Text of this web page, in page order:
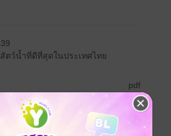
ตว์น้ำที่ดีที่สุดในประเทศไทย
pdf
01 พฤศจิกายน 2554
128 หน้า